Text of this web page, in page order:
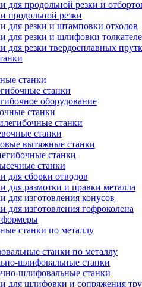
для продольной резки и
продольной резки
для резки и штамповки отходов
для резки и шлифовки
для резки твердосплавных
станки
станки
оборудование
станки
станки
станки
вытяжные станки
станки
станки
для сборки отводов
для размотки и правки металла
для изготовления конусов
для изготовления гофроколена
станки по металлу
станки по металлу
шлифовальные станки
шлифовальные станки
для шлифовки и сопряжения